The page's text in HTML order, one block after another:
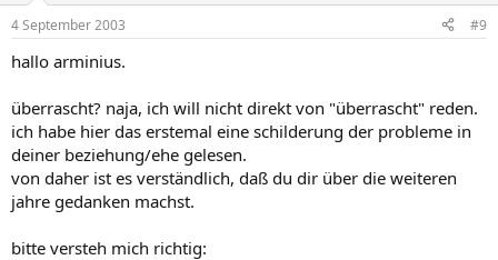
4 September 2003 #9
hallo arminius.
überrascht? naja, ich will nicht direkt von "überrascht" reden.
ich habe hier das erstemal eine schilderung der probleme in
deiner beziehung/ehe gelesen.
von daher ist es verständlich, daß du dir über die weiteren
jahre gedanken machst.
bitte versteh mich richtig: